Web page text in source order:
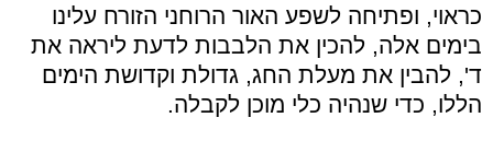
כראוי, ופתיחה לשפע האור הרוחני הזורח עלינו
בימים אלה, להכין את הלבבות לדעת ליראה את
ד', להבין את מעלת החג, גדולת וקדושת הימים
הללו, כדי שנהיה כלי מוכן לקבלה.